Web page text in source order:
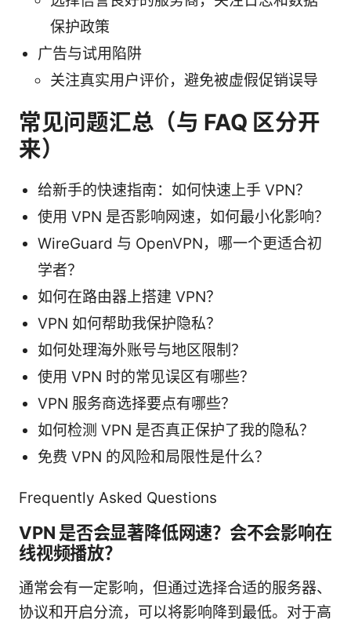
保护政策
广告与试用陷阱
关注真实用户评价，避免被虚假促销误导
常见问题汇总（与 FAQ 区分开
来）
给新手的快速指南：如何快速上手 VPN？
使用 VPN 是否影响网速，如何最小化影响？
WireGuard 与 OpenVPN，哪一个更适合初
学者？
如何在路由器上搭建 VPN？
VPN 如何帮助我保护隐私？
如何处理海外账号与地区限制？
使用 VPN 时的常见误区有哪些？
VPN 服务商选择要点有哪些？
如何检测 VPN 是否真正保护了我的隐私？
免费 VPN 的风险和局限性是什么？
Frequently Asked Questions
VPN 是否会显著降低网速？会不会影响在
线视频播放？
通常会有一定影响，但通过选择合适的服务器、
协议和开启分流，可以将影响降到最低。对于高